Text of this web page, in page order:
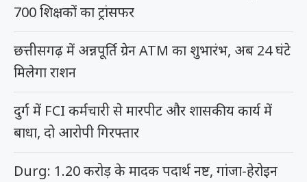
700 शिक्षकों का ट्रांसफर
छत्तीसगढ़ में अन्नपूर्ति ग्रेन ATM का शुभारंभ, अब 24 घंटे
मिलेगा राशन
दुर्ग में FCI कर्मचारी से मारपीट और शासकीय कार्य में
बाधा, दो आरोपी गिरफ्तार
Durg: 1.20 करोड़ के मादक पदार्थ नष्ट, गांजा-हेरोइन